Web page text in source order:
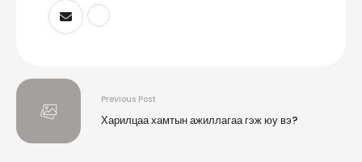
Previous Post
Харилцаа хамтын ажиллагаа гэж юу вэ?